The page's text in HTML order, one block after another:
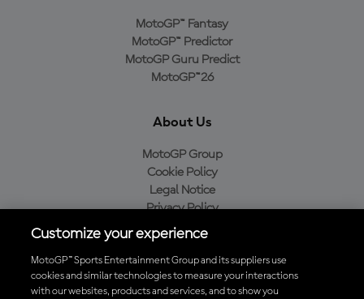
MotoGP™ Fantasy
MotoGP™ Predictor
MotoGP Guru Predict
MotoGP™26
About Us
MotoGP Group
Cookie Policy
Legal Notice
Privacy Policy
Purchase Policy
Baixe o aplicativo oficial da MotoGP™
Customize your experience
MotoGP™ Sports Entertainment Group and its suppliers use
cookies and similar technologies to measure your interactions
with our websites, products and services, and to show you